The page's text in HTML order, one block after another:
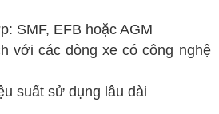
SMF, EFB hoặc AGM
với các dòng xe có công nghệ
suất sử dụng lâu dài